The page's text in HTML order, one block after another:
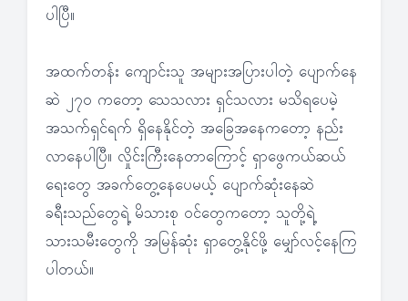
ပါပြီ။
အထက်တန်း ကျောင်းသူ အများအပြားပါတဲ့ ပျောက်နေ
ဆဲ ၂၇၀ ကတော့ သေသလား ရှင်သလား မသိရပေမဲ့
အသက်ရှင်ရက် ရှိနေနိုင်တဲ့ အခြေအနေကတော့ နည်း
လာနေပါပြီ။ လှိုင်းကြီးနေတာကြောင့် ရှာဖွေကယ်ဆယ်
ရေးတွေ အခက်တွေ့နေပေမယ့် ပျောက်ဆုံးနေဆဲ
ခရီးသည်တွေရဲ့ မိသားစု ဝင်တွေကတော့ သူတို့ရဲ့
သားသမီးတွေကို အမြန်ဆုံး ရှာတွေ့နိုင်ဖို့ မျှော်လင့်နေကြ
ပါတယ်။